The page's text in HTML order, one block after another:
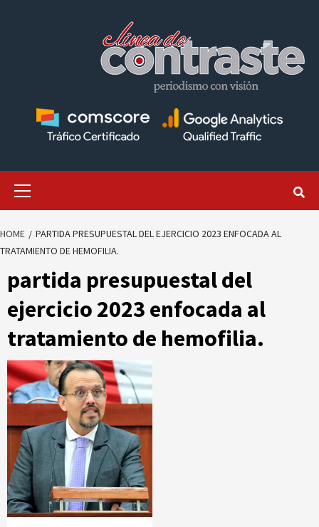
HOME
PARTIDA PRESUPUESTAL DEL EJERCICIO 2023 ENFOCADA AL
TRATAMIENTO DE HEMOFILIA.
partida presupuestal del
ejercicio 2023 enfocada al
tratamiento de hemofilia.